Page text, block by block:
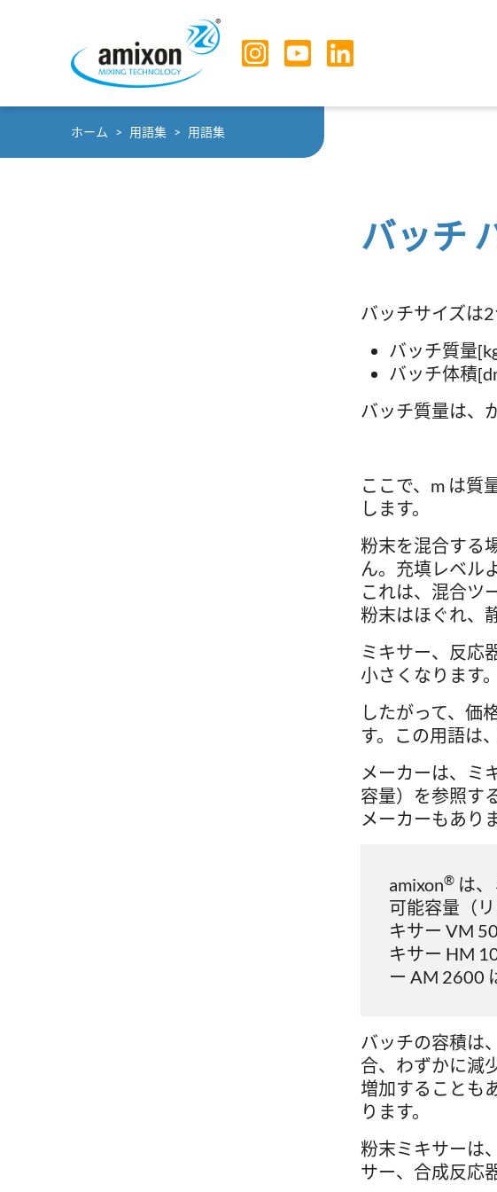
You are here:
ホーム 用語集 用語集
バッチ
バッチサイズは2
バッチ質量
バッチ体積
バッチ質量は、
ここで、m は質
します。
粉末を混合する
ん。充填レベル
これは、混合ツ
粉末はほぐれ、
ミキサー、反応
小さくなります
したがって、価
す。この用語は
メーカーは、ミ
容量）を参照す
メーカーもありま
amixon® は
可能容量（
キサー VM
キサー HM
ー AM 2600
バッチの容積は
合、わずかに減
増加することも
ります。
粉末ミキサーは
サー、合成反応